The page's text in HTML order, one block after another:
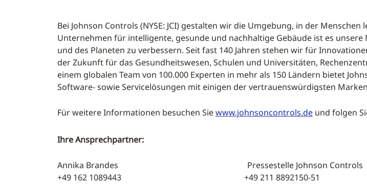
Bei Johnson Controls (NYSE: JCI) gestalten wir die Umgebung, in der
Unternehmen für intelligente, gesunde und nachhaltige Gebäude ist es
und des Planeten zu verbessern. Seit fast 140 Jahren stehen wir für
der Zukunft für das Gesundheitswesen, Schulen und Universitäten,
einem globalen Team von 100.000 Experten in mehr als 150 Ländern bietet
Software- sowie Servicelösungen mit einigen der vertrauenswürdigsten
Für weitere Informationen besuchen Siewww.johnsoncontrols.de und folgen
Ihre Ansprechpartner:
Annika Brandes Pressestelle Johnson Controls
+49 162 1089443 +49 211 8892150-51